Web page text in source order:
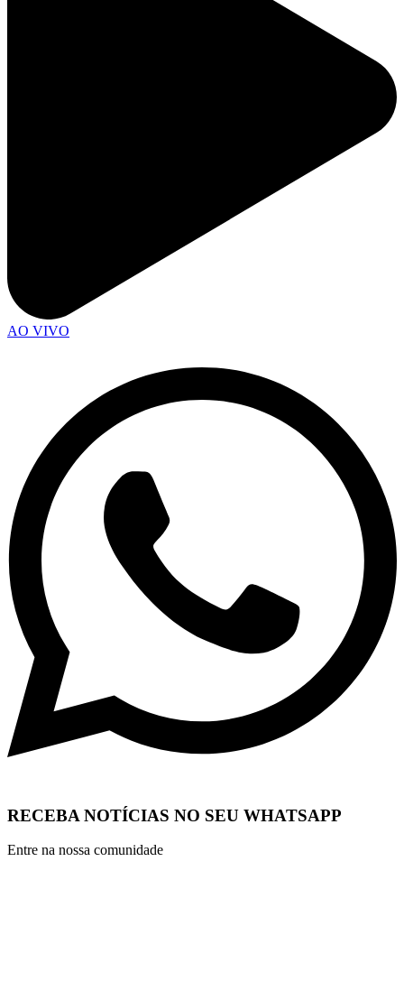
AO VIVO
RECEBA NOTÍCIAS NO SEU WHATSAPP
Entre na nossa comunidade